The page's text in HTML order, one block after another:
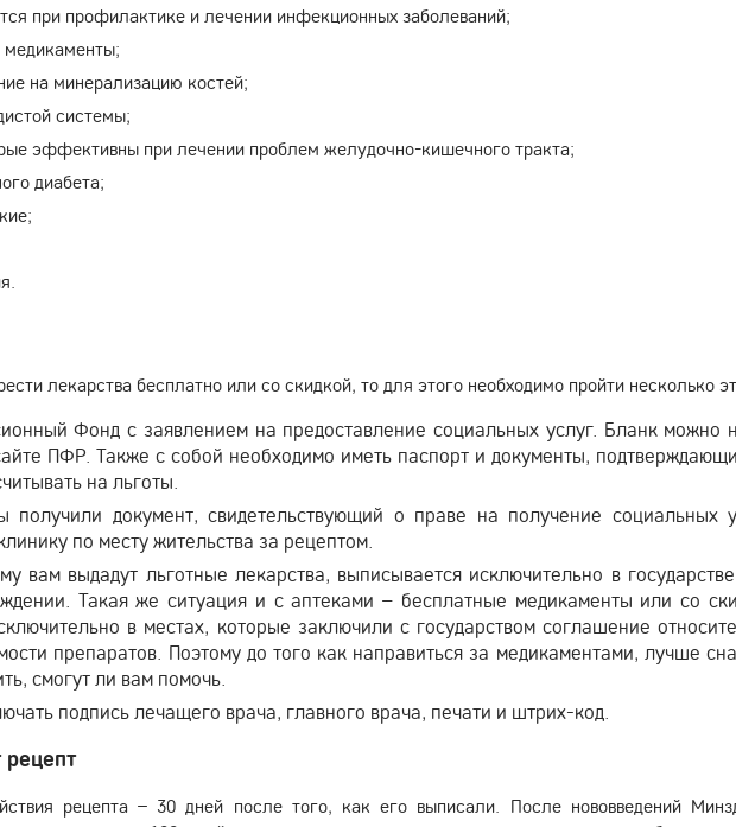
при профилактике и лечении инфекционных заболеваний;
медикаменты;
на минерализацию костей;
системы;
эффективны при лечении проблем желудочно-кишечного тракта;
диабета;
лекарства бесплатно или со скидкой, то для этого необходимо пройти несколько
Фонд с заявлением на предоставление социальных услуг. Бланк можно
ПФР. Также с собой необходимо иметь паспорт и документы,
на льготы.
получили документ, свидетельствующий о праве на получение социальных
по месту жительства за рецептом.
вам выдадут льготные лекарства, выписывается исключительно в
Такая же ситуация и с аптеками – бесплатные медикаменты или со
в местах, которые заключили с государством соглашение
препаратов. Поэтому до того как направиться за медикаментами, лучше
смогут ли вам помочь.
подпись лечащего врача, главного врача, печати и штрих-код.
рецепт
рецепта – 30 дней после того, как его выписали. После нововведений